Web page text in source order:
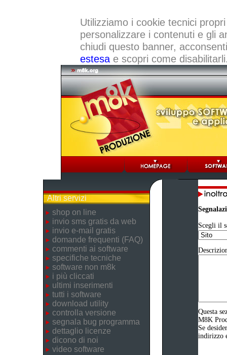
Utilizziamo i cookie tecnici
personalizzare i contenuti e gli
chiudi questo banner,
estesae scopri come
Altri servizi
shop on line
invio sms gratis da web
invio e-mail gratis
domande frequenti (FAQ)
commenti ai software
specifiche tecniche
software non m8k
i più cliccati
ultimi inserimenti
tutti i software
download utility
controlla versione
segnala bug programma
dettaglio licenze
dicono di noi
video software
Scegli il
Questa
M8K
Se
indirizzo